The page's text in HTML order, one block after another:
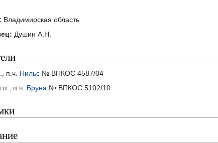
Владимирская область
Душин А.Н.
п.ч. Нильс № ВПКОС 4587/04
п.ч. Бруна № ВПКОС 5102/10